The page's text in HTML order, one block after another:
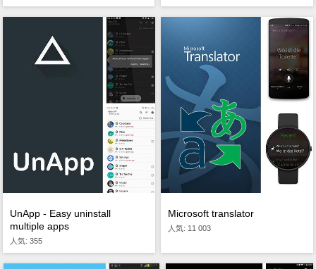
UnApp - Easy uninstall
multiple apps
人気: 355
Microsoft translator
人気: 11 003